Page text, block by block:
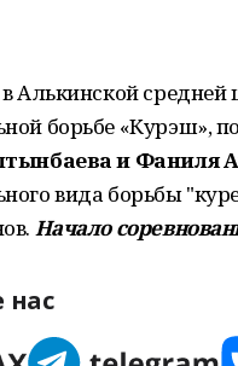
в Алькинской
борьбе «Курэш»,
и Фаниля
вида борьбы
Начало
нас